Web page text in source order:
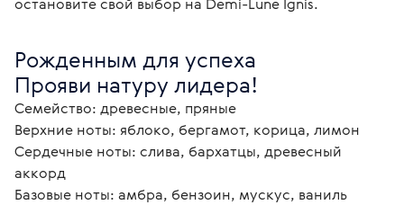
Рожденным для успеха
Прояви натуру лидера!
Семейство: древесные, пряные
Верхние ноты: яблоко, бергамот, корица, лимон
Сердечные ноты: слива, бархатцы, древесный
аккорд
Базовые ноты: амбра, бензоин, мускус, ваниль